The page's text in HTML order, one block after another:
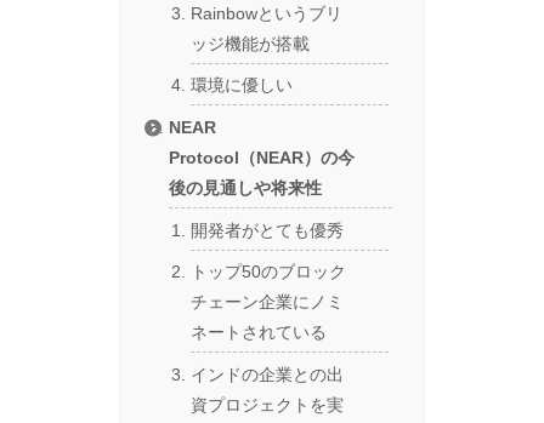
Rainbowというブリ
ッジ機能が搭載
環境に優しい
NEAR
Protocol（NEAR）の今
後の見通しや将来性
開発者がとても優秀
トップ50のブロック
チェーン企業にノミ
ネートされている
インドの企業との出
資プロジェクトを実